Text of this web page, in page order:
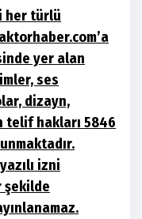
her türlü
yer alan
ses
dizayn,
telif hakları 5846
izni
şekilde